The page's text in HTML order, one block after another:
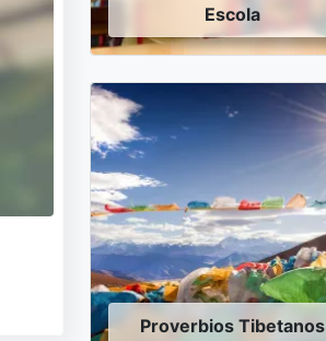
Escola
Proverbios Tibetanos